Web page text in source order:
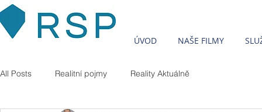
ÚVOD NAŠE FILMY
All Posts Realitní pojmy Reality Aktuálně